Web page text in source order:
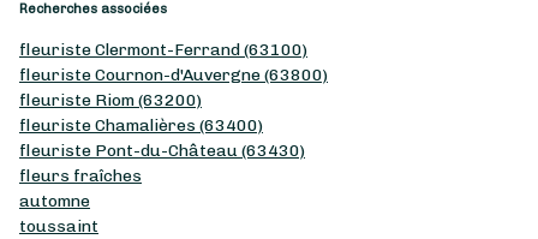
Recherches associées
fleuriste Clermont-Ferrand (63100)
fleuriste Cournon-d'Auvergne (63800)
fleuriste Riom (63200)
fleuriste Chamalières (63400)
fleuriste Pont-du-Château (63430)
fleurs fraîches
automne
toussaint